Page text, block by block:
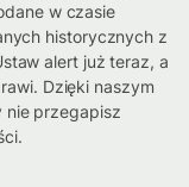
w czasie
historycznych z
alert już teraz, a
Dzięki naszym
nie przegapisz